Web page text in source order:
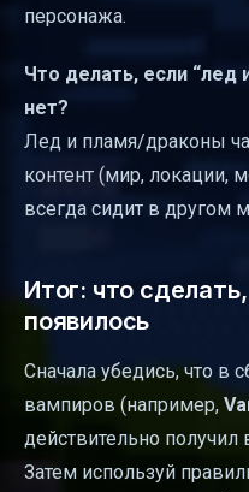
персонажа.
Что делать, если “лед
нет?
Лед и пламя/драконы
контент (мир, локации,
всегда сидит в другом
Итог: что
появилось
Сначала убедись, что в
вампиров (например,
действительно получил
Затем используй